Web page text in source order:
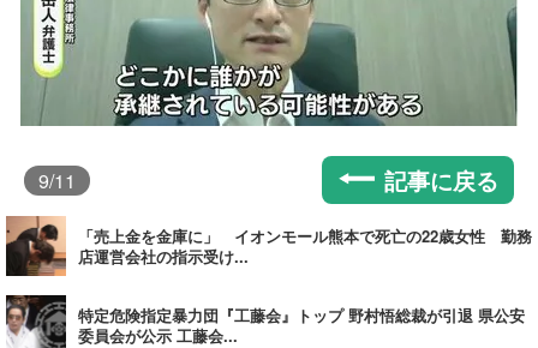
9/11 記事に戻る
「売上金を金庫に」 イオンモール熊本で死亡の22歳女性 勤務
店運営会社の指示受け...
特定危険指定暴力団『工藤会』トップ 野村悟総裁が引退 県公安
委員会が公示 工藤会...